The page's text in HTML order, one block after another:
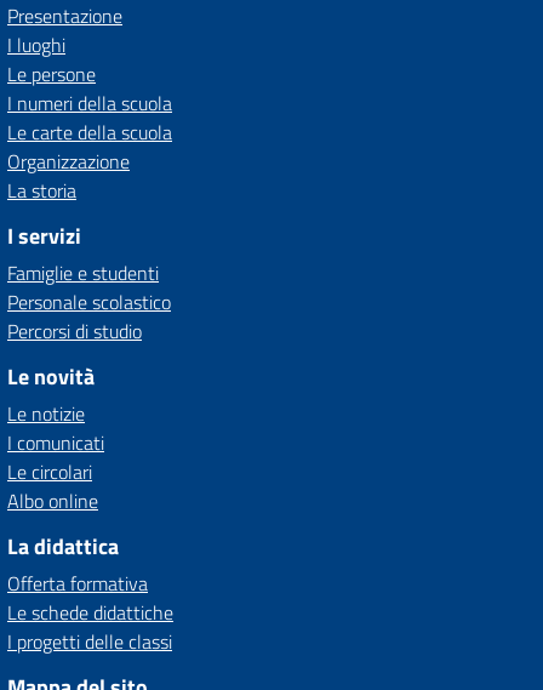
Presentazione
I luoghi
Le persone
I numeri della scuola
Le carte della scuola
Organizzazione
La storia
I servizi
Famiglie e studenti
Personale scolastico
Percorsi di studio
Le novità
Le notizie
I comunicati
Le circolari
Albo online
La didattica
Offerta formativa
Le schede didattiche
I progetti delle classi